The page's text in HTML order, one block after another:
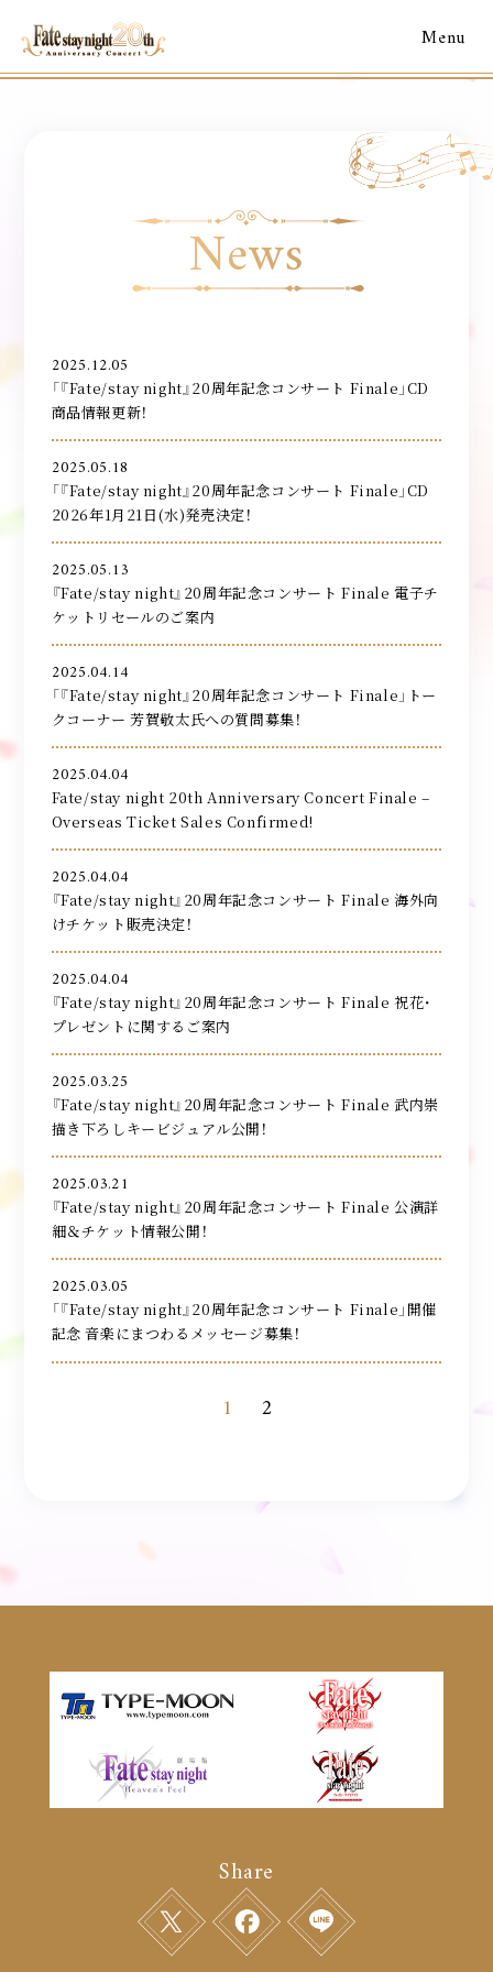
Menu
News
2025.12.05
「『Fate/stay night』20周年記念コンサート Finale」CD
商品情報更新！
2025.05.18
「『Fate/stay night』20周年記念コンサート Finale」CD
2026年1月21日(水)発売決定！
2025.05.13
『Fate/stay night』20周年記念コンサート Finale 電子チ
ケットリセールのご案内
2025.04.14
「『Fate/stay night』20周年記念コンサート Finale」トー
クコーナー 芳賀敬太氏への質問募集！
2025.04.04
Fate/stay night 20th Anniversary Concert Finale –
Overseas Ticket Sales Confirmed!
2025.04.04
『Fate/stay night』20周年記念コンサート Finale 海外向
けチケット販売決定！
2025.04.04
『Fate/stay night』20周年記念コンサート Finale 祝花・
プレゼントに関するご案内
2025.03.25
『Fate/stay night』20周年記念コンサート Finale 武内崇
描き下ろしキービジュアル公開！
2025.03.21
『Fate/stay night』20周年記念コンサート Finale 公演詳
細＆チケット情報公開！
2025.03.05
「『Fate/stay night』20周年記念コンサート Finale」開催
記念 音楽にまつわるメッセージ募集！
1 2
Share